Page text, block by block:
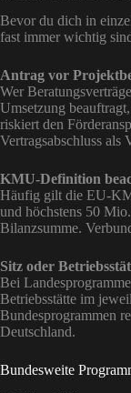
Bevor du dich in
fast immer wichtig
Antrag vor
Wer
Umsetzung
riskiert den
Vertragsabschluss als
KMU-Definition
Häufig gilt die EU-
und höchstens 50
Bilanzsumme.
Sitz oder
Bei
Betriebsstätte im
Bundesprogrammen
Deutschland.
Bundesweite